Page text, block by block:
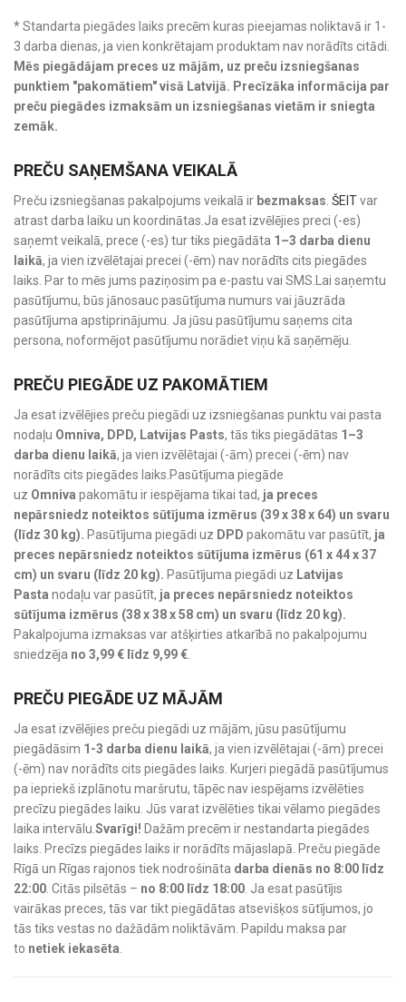
* Standarta piegādes laiks precēm kuras pieejamas noliktavā ir 1-
3 darba dienas, ja vien konkrētajam produktam nav norādīts citādi.
Mēs piegādājam preces uz mājām, uz preču izsniegšanas
punktiem "pakomātiem" visā Latvijā. Precīzāka informācija par
preču piegādes izmaksām un izsniegšanas vietām ir sniegta
zemāk.
PREČU SAŅEMŠANA VEIKALĀ
Preču izsniegšanas pakalpojums veikalā ir bezmaksas ŠEITvar
atrast darba laiku un koordinātas.Ja esat izvēlējies preci (-es)
saņemt veikalā, prece (-es) tur tiks piegādāta 1–3 darba dienu
laikā, ja vien izvēlētajai precei (-ēm) nav norādīts cits piegādes
laiks. Par to mēs jums paziņosim pa e-pastu vai SMS.Lai saņemtu
pasūtījumu, būs jānosauc pasūtījuma numurs vai jāuzrāda
pasūtījuma apstiprinājumu. Ja jūsu pasūtījumu saņems cita
persona, noformējot pasūtījumu norādiet viņu kā saņēmēju.
PREČU PIEGĀDE UZ PAKOMĀTIEM
Ja esat izvēlējies preču piegādi uz izsniegšanas punktu vai pasta
nodaļu Omniva, DPD, Latvijas Pasts, tās tiks piegādātas 1–3
darba dienu laikā, ja vien izvēlētajai (-ām) precei (-ēm) nav
norādīts cits piegādes laiks.Pasūtījuma piegāde
uz Omniva pakomātu ir iespējama tikai tad, ja preces
nepārsniedz noteiktos sūtījuma izmērus (39 x 38 x 64) un svaru
(līdz 30 kg). Pasūtījuma piegādi uz DPD pakomātu var pasūtīt, ja
preces nepārsniedz noteiktos sūtījuma izmērus (61 x 44 x 37
cm) un svaru (līdz 20 kg). Pasūtījuma piegādi uz Latvijas
Pasta nodaļu var pasūtīt, ja preces nepārsniedz noteiktos
sūtījuma izmērus (38 x 38 x 58 cm) un svaru (līdz 20 kg).
Pakalpojuma izmaksas var atšķirties atkarībā no pakalpojumu
sniedzēja no 3,99 € līdz 9,99 €
PREČU PIEGĀDE UZ MĀJĀM
Ja esat izvēlējies preču piegādi uz mājām, jūsu pasūtījumu
piegādāsim 1-3 darba dienu laikā, ja vien izvēlētajai (-ām) precei
(-ēm) nav norādīts cits piegādes laiks. Kurjeri piegādā pasūtījumus
pa iepriekš izplānotu maršrutu, tāpēc nav iespējams izvēlēties
precīzu piegādes laiku. Jūs varat izvēlēties tikai vēlamo piegādes
laika intervālu. Svarīgi! Dažām precēm ir nestandarta piegādes
laiks. Precīzs piegādes laiks ir norādīts mājaslapā. Preču piegāde
Rīgā un Rīgas rajonos tiek nodrošināta darba dienās no 8:00 līdz
22:00 . Citās pilsētās – no 8:00 līdz 18:00 . Ja esat pasūtījis
vairākas preces, tās var tikt piegādātas atsevišķos sūtījumos, jo
tās tiks vestas no dažādām noliktāvām. Papildu maksa par
to netiek iekasēta